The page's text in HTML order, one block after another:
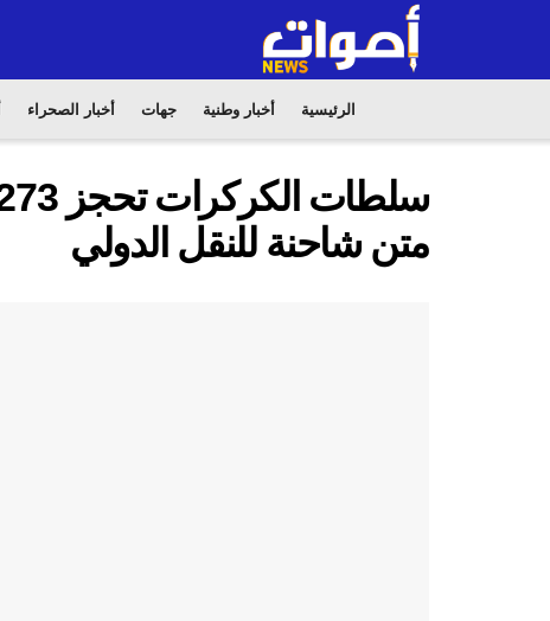
الرئيسية أخبار وطنية جهات أخبار الصحراء
متن شاحنة للنقل الدولي